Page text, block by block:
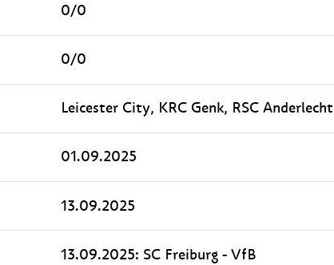
0/0
0/0
Leicester City, KRC Genk, RSC Anderlecht
01.09.2025
13.09.2025
13.09.2025: SC Freiburg - VfB